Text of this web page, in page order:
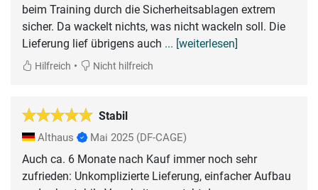
beim Training durch die Sicherheitsablagen extrem
sicher. Da wackelt nichts, was nicht wackeln soll. Die
Lieferung lief übrigens auch ... [weiterlesen]
Hilfreich • Nicht hilfreich
Stabil
Althaus Mai 2025 (DF-CAGE)
Auch ca. 6 Monate nach Kauf immer noch sehr
zufrieden: Unkomplizierte Lieferung, einfacher Aufbau